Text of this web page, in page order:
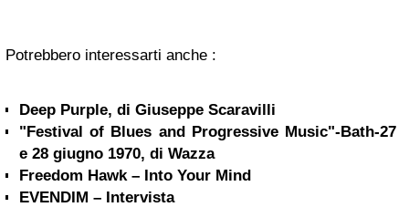
Potrebbero interessarti anche :
Deep Purple, di Giuseppe Scaravilli
"Festival of Blues and Progressive Music"-Bath-27
e 28 giugno 1970, di Wazza
Freedom Hawk – Into Your Mind
EVENDIM – Intervista